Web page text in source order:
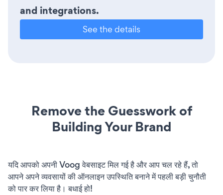
and integrations.
See the details
Remove the Guesswork of
Building Your Brand
यदि आपको अपनी Voog वेबसाइट मिल गई है और आप चल रहे हैं, तो
आपने अपने व्यवसायों की ऑनलाइन उपस्थिति बनाने में पहली बड़ी चुनौती
को पार कर लिया है। बधाई हो!